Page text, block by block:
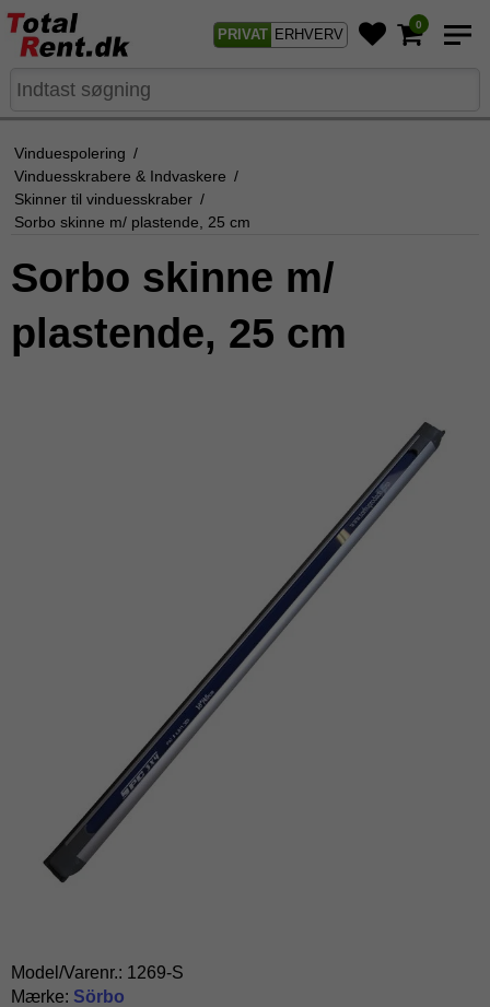
PRIVAT ERHVERV
0
Vinduespolering /
Vinduesskrabere & Indvaskere /
Skinner til vinduesskraber /
Sorbo skinne m/ plastende, 25 cm
Sorbo skinne m/
plastende, 25 cm
Model/Varenr.: 1269-S
Mærke: Sörbo